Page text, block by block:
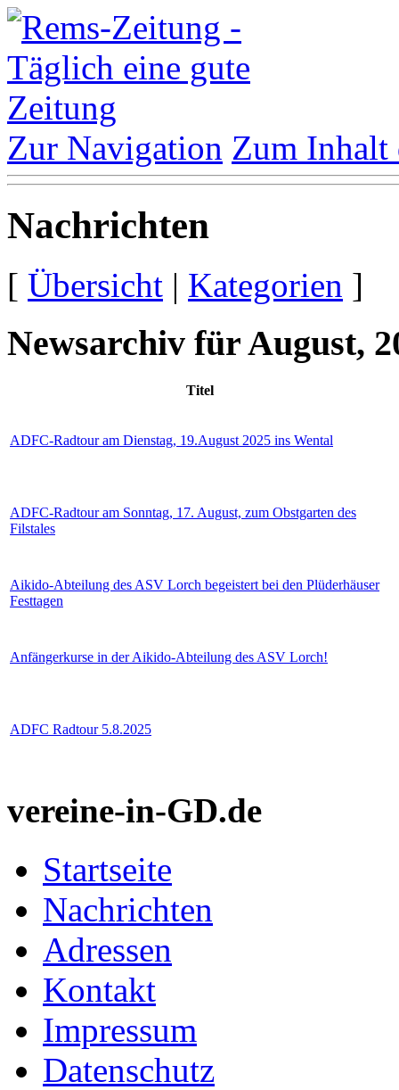
Zur Navigation Zum Inhalt
Nachrichten
[ Übersicht | Kategorien ]
Newsarchiv für August,
Titel
ADFC-Radtour am Dienstag, 19.August 2025 ins Wental
ADFC-Radtour am Sonntag, 17. August, zum Obstgarten des
Filstales
Aikido-Abteilung des ASV Lorch begeistert bei den Plüderhäuser
Festtagen
Anfängerkurse in der Aikido-Abteilung des ASV Lorch!
ADFC Radtour 5.8.2025
vereine-in-GD.de
Startseite
Nachrichten
Adressen
Kontakt
Impressum
Datenschutz